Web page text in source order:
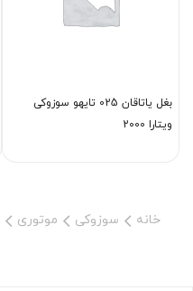
بغل یاتاقان 025 تایهو سوزوکی
ویتارا 2000
خانه سوزوکی موتوری